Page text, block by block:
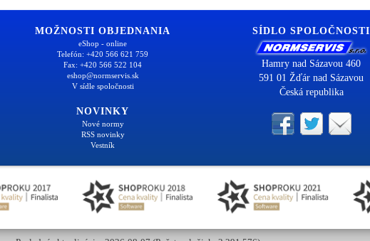
MOŽNOSTI OBJEDNANIA
eShop - online
Telefón: +420 566 621 759
Fax: +420 566 522 104
eshop@normservis.sk
V sídle spoločnosti
NOVINKY
Nové normy
RSS novinky
Vestník
SÍDLO SPOLOČNOSTI
Hamry nad Sázavou 460
591 01 Žďár nad Sázavou
Česká republika